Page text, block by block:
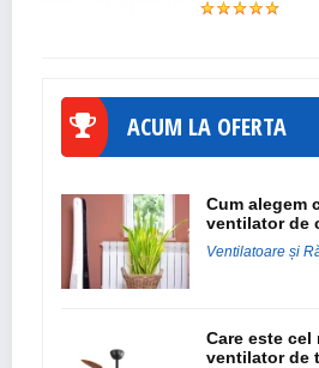
ACUM LA OFERTA
Cum alegem
ventilator de
Ventilatoare și
Care este cel
ventilator de